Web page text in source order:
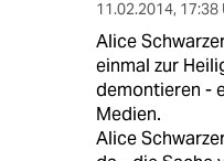
11.02.2014, 17:38
Alice
einmal zur
demontieren -
Medien.
Alice